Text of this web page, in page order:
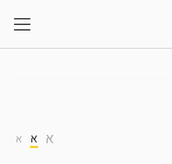
א א א